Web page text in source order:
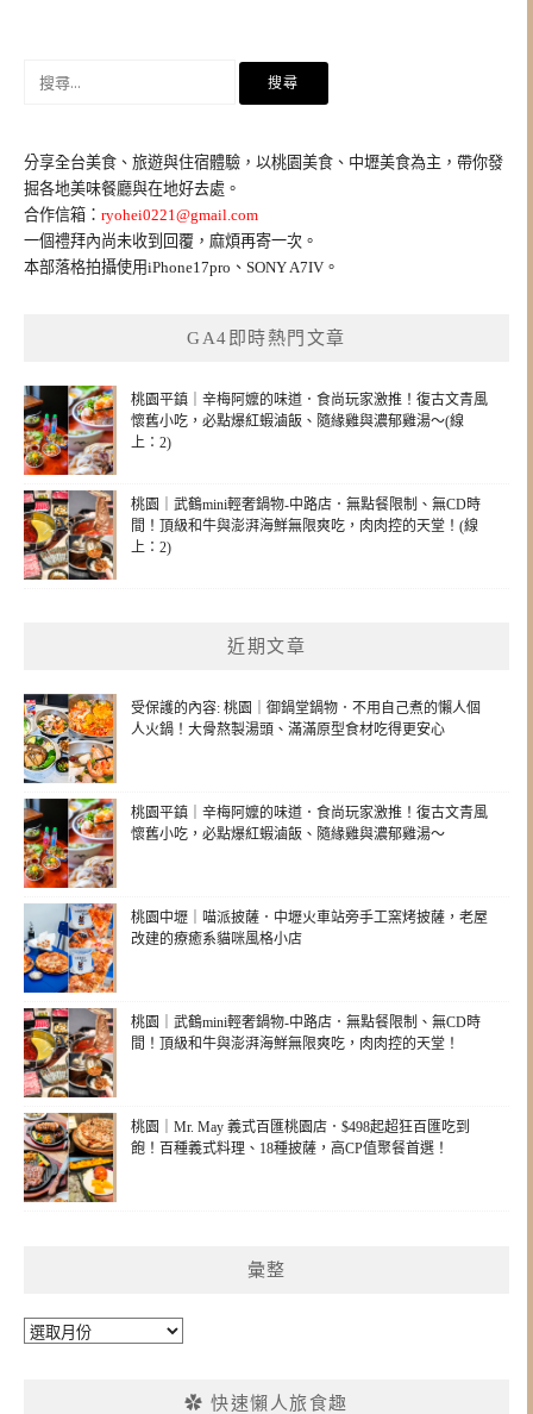
覽
鍵
字:
分享全台美食、旅遊與住宿體驗，以桃園美食、中壢美食為主，帶你發
掘各地美味餐廳與在地好去處。
合作信箱： ryohei0221@gmail.com
一個禮拜內尚未收到回覆，麻煩再寄一次。
本部落格拍攝使用iPhone17pro、SONY A7IV。
GA4即時熱門文章
桃園平鎮｜辛梅阿嬤的味道．食尚玩家激推！復古文青風
懷舊小吃，必點爆紅蝦滷飯、隨緣雞與濃郁雞湯～(線
上：2)
桃園｜武鶴mini輕奢鍋物-中路店．無點餐限制、無CD時
間！頂級和牛與澎湃海鮮無限爽吃，肉肉控的天堂！(線
上：2)
近期文章
受保護的內容: 桃園｜御鍋堂鍋物．不用自己煮的懶人個
人火鍋！大骨熬製湯頭、滿滿原型食材吃得更安心
桃園平鎮｜辛梅阿嬤的味道．食尚玩家激推！復古文青風
懷舊小吃，必點爆紅蝦滷飯、隨緣雞與濃郁雞湯～
桃園中壢｜喵派披薩．中壢火車站旁手工窯烤披薩，老屋
改建的療癒系貓咪風格小店
桃園｜武鶴mini輕奢鍋物-中路店．無點餐限制、無CD時
間！頂級和牛與澎湃海鮮無限爽吃，肉肉控的天堂！
桃園｜Mr. May 義式百匯桃園店．$498起超狂百匯吃到
飽！百種義式料理、18種披薩，高CP值聚餐首選！
彙整
彙
✿ 快速懶人旅食趣